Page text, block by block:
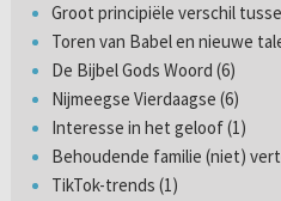
Groot principiële verschil
Toren van Babel en nieuwe
De Bijbel Gods Woord (6)
Nijmeegse Vierdaagse (6)
Interesse in het geloof (1)
Behoudende familie (niet)
TikTok-trends (1)